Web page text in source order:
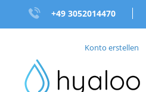
+49 3052014470
Konto erstellen